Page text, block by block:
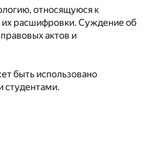
относящуюся к
расшифровки. Суждение об
актов и
быть использовано
студентами.